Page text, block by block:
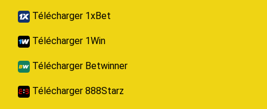
Télécharger 1xBet
Télécharger 1Win
Télécharger Betwinner
Télécharger 888Starz